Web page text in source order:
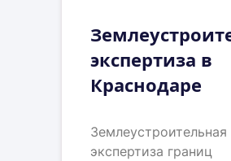
экспертиза в
Краснодаре
Землеустроительная
экспертиза границ